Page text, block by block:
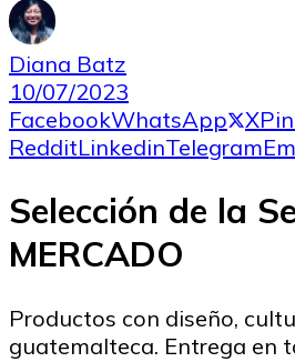
Diana Batz
10/07/2023
FacebookWhatsApp X
RedditLinkedinTelegram
Selección de la
MERCADO
Productos con diseño,
guatemalteca. Entrega en